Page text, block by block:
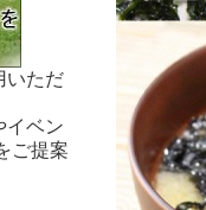
いただ
イベン
ご提案